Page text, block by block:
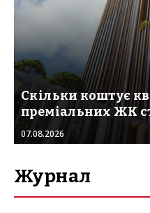
Скільки коштує
преміальних ЖК
07.08.2026
Журнал